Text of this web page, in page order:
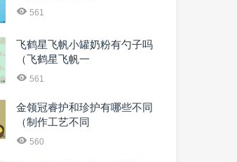
561
飞鹤星飞帆小罐奶粉有勺子吗
（飞鹤星飞帆一
561
金领冠睿护和珍护有哪些不同
（制作工艺不同
560